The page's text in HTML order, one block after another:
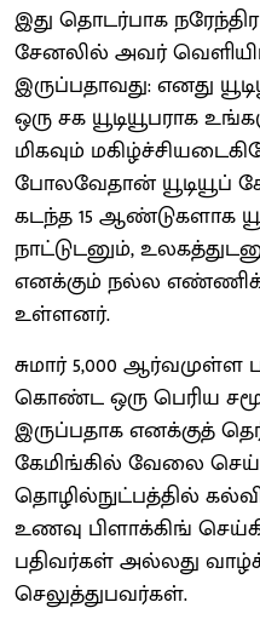
இது தொடர்பாக
சேனலில் அவர்
இருப்பதாவது: எனது
ஒரு சக யூடியூபராக
மிகவும்
போலவேதான் யூடியூப்
கடந்த 15 ஆண்டுகளாக
நாட்டுடனும்,
எனக்கும் நல்ல
உள்ளனர்.
சுமார் 5,000
கொண்ட ஒரு பெரிய
இருப்பதாக எனக்குத்
கேமிங்கில் வேலை
தொழில்நுட்பத்தில்
உணவு பிளாக்கிங்
பதிவர்கள் அல்லது
செலுத்துபவர்கள்.